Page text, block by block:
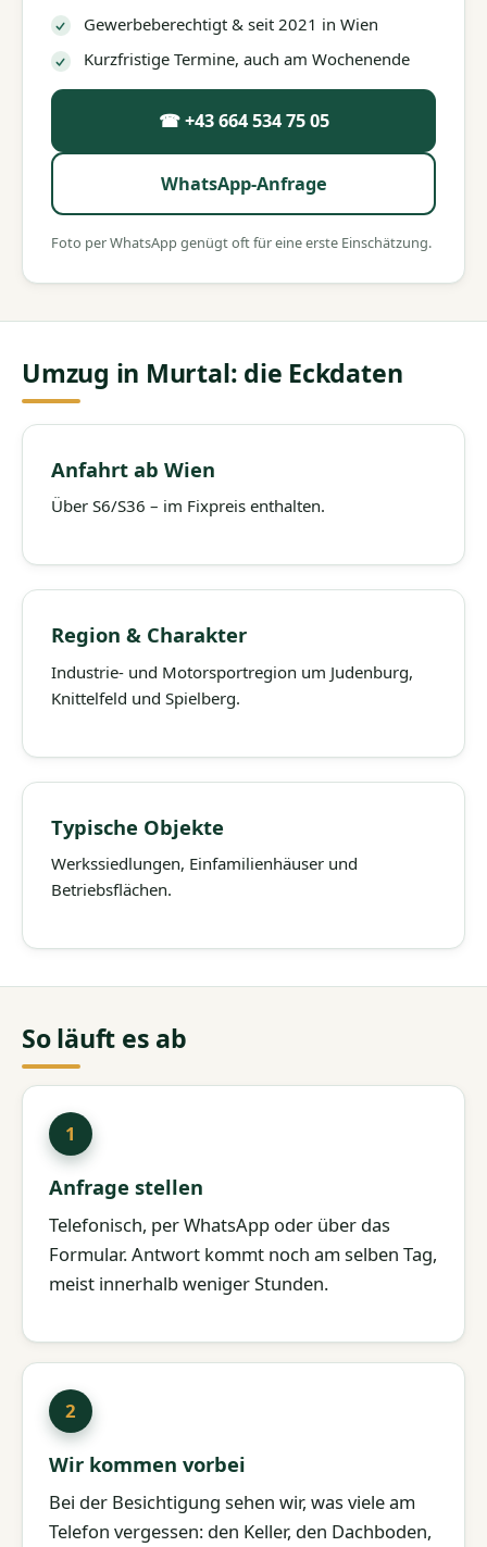
Gewerbeberechtigt & seit 2021 in Wien
Kurzfristige Termine, auch am Wochenende
☎ +43 664 534 75 05
WhatsApp-Anfrage
Foto per WhatsApp genügt oft für eine erste Einschätzung.
Umzug in Murtal: die Eckdaten
Anfahrt ab Wien
Über S6/S36 – im Fixpreis enthalten.
Region & Charakter
Industrie- und Motorsportregion um Judenburg,
Knittelfeld und Spielberg.
Typische Objekte
Werkssiedlungen, Einfamilienhäuser und
Betriebsflächen.
So läuft es ab
Anfrage stellen
Telefonisch, per WhatsApp oder über das
Formular. Antwort kommt noch am selben Tag,
meist innerhalb weniger Stunden.
Wir kommen vorbei
Bei der Besichtigung sehen wir, was viele am
Telefon vergessen: den Keller, den Dachboden,